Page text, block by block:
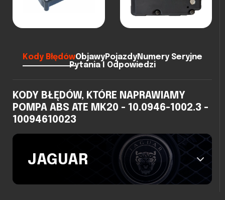
Kody BłędówObjawyPojazdyNumery Seryjne
Pytania I Odpowiedzi
KODY BŁĘDÓW, KTÓRE NAPRAWIAMY
POMPA ABS ATE MK20 - 10.0946-1002.3 -
10094610023
JAGUAR